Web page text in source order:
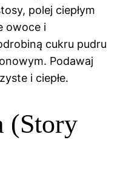
polej ciepłym
owoce i
cukru pudru
Podawaj
i ciepłe.
(Story